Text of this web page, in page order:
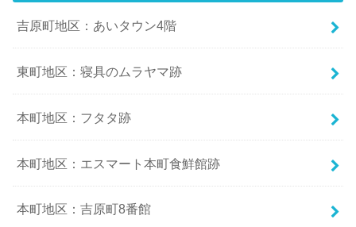
吉原町地区：あいタウン4階
東町地区：寝具のムラヤマ跡
本町地区：フタタ跡
本町地区：エスマート本町食鮮館跡
本町地区：吉原町8番館